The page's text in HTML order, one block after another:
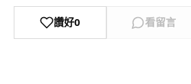
讚好0 看留言